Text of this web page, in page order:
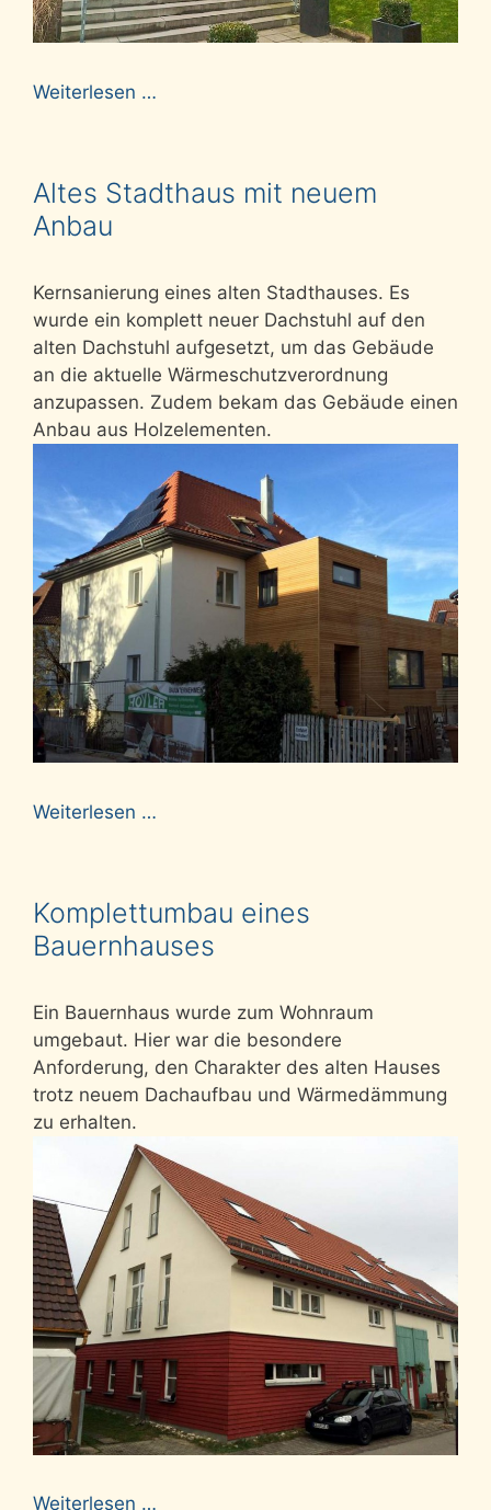
Weiterlesen …
Altes Stadthaus mit neuem
Anbau
Kernsanierung eines alten Stadthauses. Es
wurde ein komplett neuer Dachstuhl auf den
alten Dachstuhl aufgesetzt, um das Gebäude
an die aktuelle Wärmeschutzverordnung
anzupassen. Zudem bekam das Gebäude einen
Anbau aus Holzelementen.
Weiterlesen …
Komplettumbau eines
Bauernhauses
Ein Bauernhaus wurde zum Wohnraum
umgebaut. Hier war die besondere
Anforderung, den Charakter des alten Hauses
trotz neuem Dachaufbau und Wärmedämmung
zu erhalten.
Weiterlesen …